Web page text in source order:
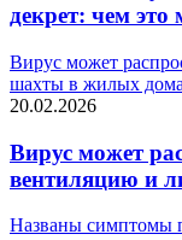
декрет: чем
Вирус может
шахты в жилых
20.02.2026
Вирус может
вентиляцию и
Названы симптомы